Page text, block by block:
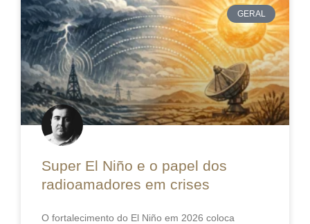
GERAL
Super El Niño e o papel dos
radioamadores em crises
O fortalecimento do El Niño em 2026 coloca